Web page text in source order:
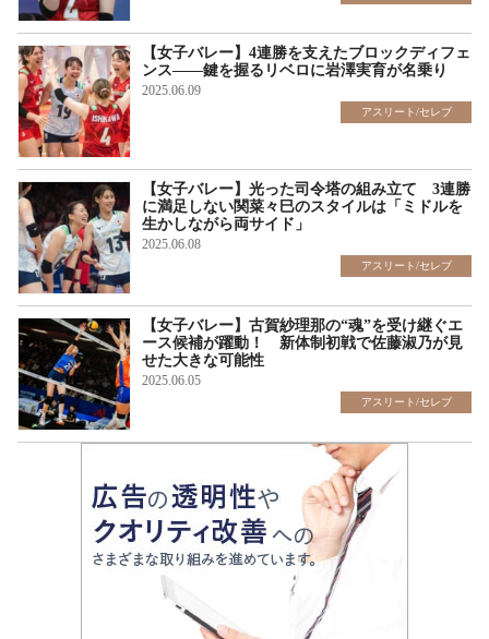
【女子バレー】4連勝を支えたブロックディフェ
ンス――鍵を握るリベロに岩澤実育が名乗り
2025.06.09
アスリート/セレブ
【女子バレー】光った司令塔の組み立て 3連勝
に満足しない関菜々巳のスタイルは「ミドルを
生かしながら両サイド」
2025.06.08
アスリート/セレブ
【女子バレー】古賀紗理那の“魂”を受け継ぐエ
ース候補が躍動！ 新体制初戦で佐藤淑乃が見
せた大きな可能性
2025.06.05
アスリート/セレブ